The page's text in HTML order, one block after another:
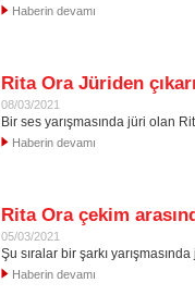
Haberin devamı
Rita Ora Jüriden
08/03/2021
Bir ses yarışmasında jüri olan
Haberin devamı
Rita Ora çekim
05/03/2021
Şu sıralar bir şarkı
Haberin devamı